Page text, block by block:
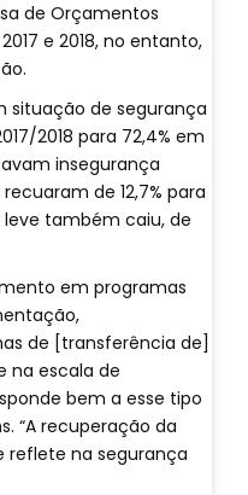
de Orçamentos
e 2018, no entanto,
situação de segurança
2018 para 72,4% em
insegurança
de 12,7% para
leve também caiu, de
em programas
de [transferência de]
na escala de
bem a esse tipo
“A recuperação da
reflete na segurança